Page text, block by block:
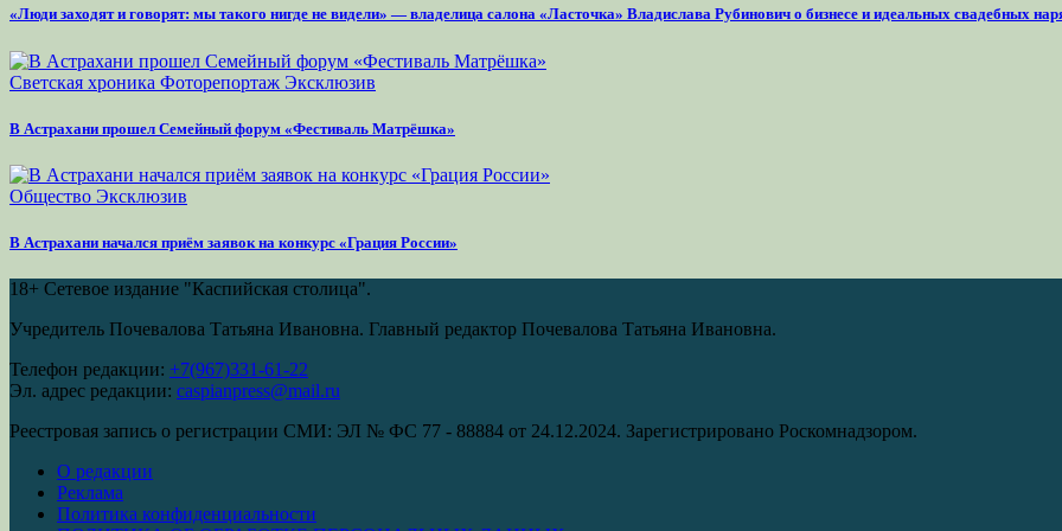
«Люди заходят и говорят: мы такого нигде не видели» — владелица салона «Ласточка» Владислава Рубинович о бизнесе и идеальных свадебных
Светская хроника Фоторепортаж Эксклюзив
В Астрахани прошел Семейный форум «Фестиваль Матрёшка»
Общество Эксклюзив
В Астрахани начался приём заявок на конкурс «Грация России»
18+ Сетевое издание "Каспийская столица".
Учредитель Почевалова Татьяна Ивановна. Главный редактор Почевалова Татьяна Ивановна.
Телефон редакции: +7(967)331-61-22
Эл. адрес редакции: caspianpress@mail.ru
Реестровая запись о регистрации СМИ: ЭЛ № ФС 77 - 88884 от 24.12.2024. Зарегистрировано Роскомнадзором.
О редакции
Реклама
Политика конфиденциальности